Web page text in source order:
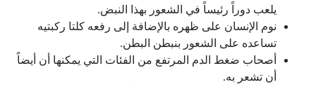
يلعب دوراً رئيساً في الشعور بهذا النبض.
نوم الإنسان على ظهره بالإضافة إلى رفعه كلتا ركبتيه
تساعده على الشعور بنبطن البطن.
أصحاب ضغط الدم المرتفع من الفئات التي يمكنها أن أيضاً
أن تشعر به.